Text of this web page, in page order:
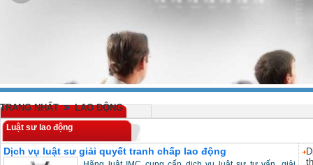
TRANG NHẤT » LAO ĐỘNG
Luật sư lao động
Dịch vụ luật sư giải quyết tranh chấp lao động